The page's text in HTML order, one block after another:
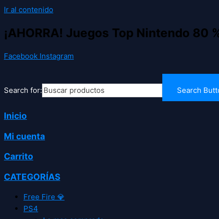
Ir al contenido
¡AHORRA! Juegos Top Nintendo 80
Facebook Instagram
Search for: Search
Inicio
Mi cuenta
Carrito
CATEGORÍAS
Free Fire 💎
PS4